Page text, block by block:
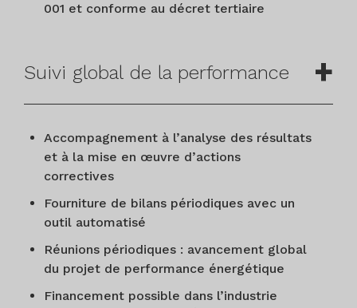
001 et conforme au décret tertiaire
Suivi global de la performance
Accompagnement à l’analyse des résultats
et à la mise en œuvre d’actions
correctives
Fourniture de bilans périodiques avec un
outil automatisé
Réunions périodiques : avancement global
du projet de performance énergétique
Financement possible dans l’industrie